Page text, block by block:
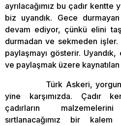
ayrılacağımız bu çadır
biz uyandık. Gece
devam ediyor, çünkü elini
durmadan ve sekmeden işler.
paylaşmayı gösterir.
ve paylaşmak üzere kaynatılan
Türk Askeri,
yine karşımızda. Çadır
çadırların
sırtlanacağımız bir